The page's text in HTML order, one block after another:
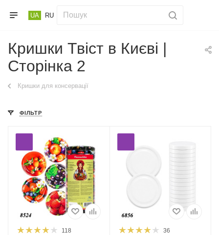
UA RU
Кришки Твіст в Києві |
Сторінка 2
Кришки для консервації
ФІЛЬТР
118 36